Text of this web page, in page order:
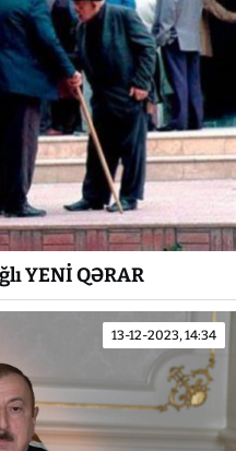
YENİ QƏRAR
13-12-2023, 14:34